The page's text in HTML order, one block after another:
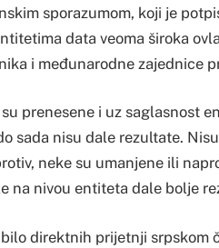
sporazumom, koji je
data veoma široka
i međunarodne zajednice
prenesene i uz saglasnost
sada nisu dale rezultate.
neke su umanjene ili
na nivou entiteta dale bolje
direktnih prijetnji srpskom